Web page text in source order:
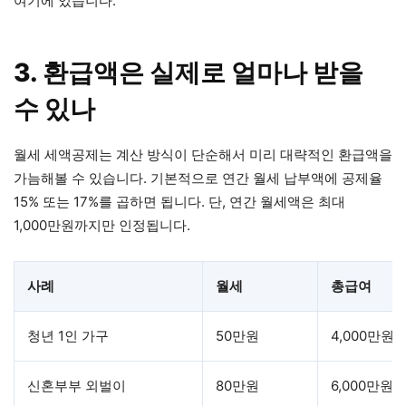
3. 환급액은 실제로 얼마나 받을
수 있나
월세 세액공제는 계산 방식이 단순해서 미리 대략적인 환급액을
가늠해볼 수 있습니다. 기본적으로 연간 월세 납부액에 공제율
15% 또는 17%를 곱하면 됩니다. 단, 연간 월세액은 최대
1,000만원까지만 인정됩니다.
사례 월세 총급여
청년 1인 가구 50만원 4,000만원
신혼부부 외벌이 80만원 6,000만원